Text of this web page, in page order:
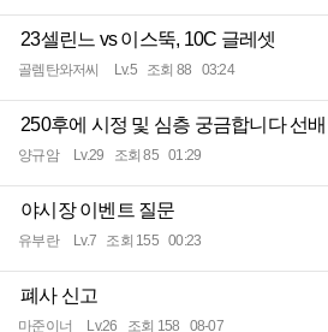
23셀린느 vs 이스뚝, 10C 글레셋
골렘탄와저씨 Lv.5 조회 88 03:24
250후에 시정 및 심층 궁금합니다 선
양규암 Lv.29 조회 85 01:29
야시장 이벤트 질문
유부란 Lv.7 조회 155 00:23
폐사 신고
마준이너 Lv.26 조회 158 08-07